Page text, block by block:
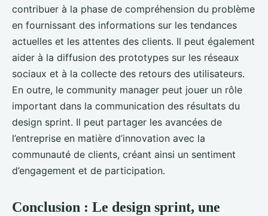
contribuer à la phase de compréhension du problème
en fournissant des informations sur les tendances
actuelles et les attentes des clients. Il peut également
aider à la diffusion des prototypes sur les réseaux
sociaux et à la collecte des retours des utilisateurs.
En outre, le community manager peut jouer un rôle
important dans la communication des résultats du
design sprint. Il peut partager les avancées de
l’entreprise en matière d’innovation avec la
communauté de clients, créant ainsi un sentiment
d’engagement et de participation.
Conclusion : Le design sprint, une